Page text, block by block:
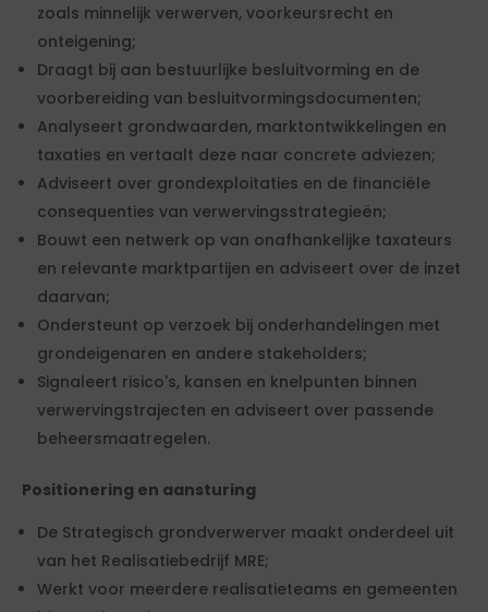
zoals minnelijk verwerven, voorkeursrecht en
onteigening;
Draagt bij aan bestuurlijke besluitvorming en de
voorbereiding van besluitvormingsdocumenten;
Analyseert grondwaarden, marktontwikkelingen en
taxaties en vertaalt deze naar concrete adviezen;
Adviseert over grondexploitaties en de financiële
consequenties van verwervingsstrategieën;
Bouwt een netwerk op van onafhankelijke taxateurs
en relevante marktpartijen en adviseert over de inzet
daarvan;
Ondersteunt op verzoek bij onderhandelingen met
grondeigenaren en andere stakeholders;
Signaleert risico's, kansen en knelpunten binnen
verwervingstrajecten en adviseert over passende
beheersmaatregelen.
Positionering en aansturing
De Strategisch grondverwerver maakt onderdeel uit
van het Realisatiebedrijf MRE;
Werkt voor meerdere realisatieteams en gemeenten